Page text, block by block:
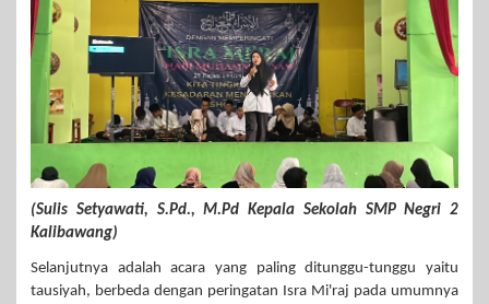
(Sulis Setyawati, S.Pd., M.Pd Kepala Sekolah SMP Negri 2
Kalibawang)
Selanjutnya adalah acara yang paling ditunggu-tunggu yaitu
tausiyah, berbeda dengan peringatan Isra Mi'raj pada umumnya